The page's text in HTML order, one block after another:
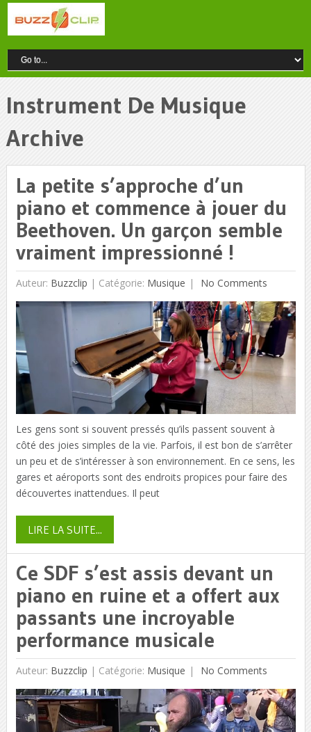
Instrument De Musique
Archive
La petite s’approche d’un
piano et commence à jouer du
Beethoven. Un garçon semble
vraiment impressionné !
Auteur: Buzzclip | Catégorie: Musique No Comments
Les gens sont si souvent pressés qu’ils passent souvent à
côté des joies simples de la vie. Parfois, il est bon de s’arrêter
un peu et de s’intéresser à son environnement. En ce sens, les
gares et aéroports sont des endroits propices pour faire des
découvertes inattendues. Il peut
LIRE LA SUITE...
Ce SDF s’est assis devant un
piano en ruine et a offert aux
passants une incroyable
performance musicale
Auteur: Buzzclip | Catégorie: Musique No Comments